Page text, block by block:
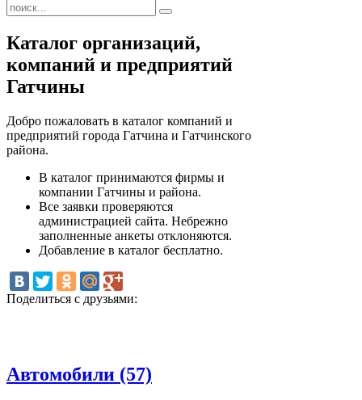
Каталог организаций,
компаний и предприятий
Гатчины
Добро пожаловать в каталог компаний и
предприятий города Гатчина и Гатчинского
района.
В каталог принимаются фирмы и
компании Гатчины и района.
Все заявки проверяются
администрацией сайта. Небрежно
заполненные анкеты отклоняются.
Добавление в каталог бесплатно.
Поделиться с друзьями:
Автомобили (57)